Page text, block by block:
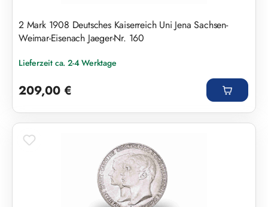
2 Mark 1908 Deutsches Kaiserreich Uni Jena Sachsen-
Weimar-Eisenach Jaeger-Nr. 160
Lieferzeit ca. 2-4 Werktage
209,00 €